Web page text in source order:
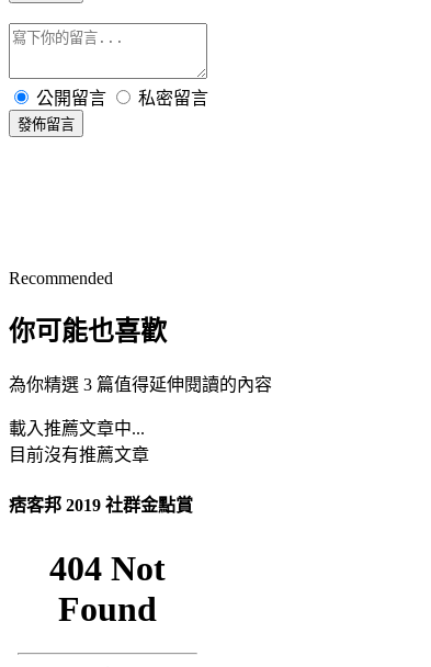
公開留言 私密留言
發佈留言
Recommended
你可能也喜歡
為你精選 3 篇值得延伸閱讀的內容
載入推薦文章中...
目前沒有推薦文章
痞客邦 2019 社群金點賞